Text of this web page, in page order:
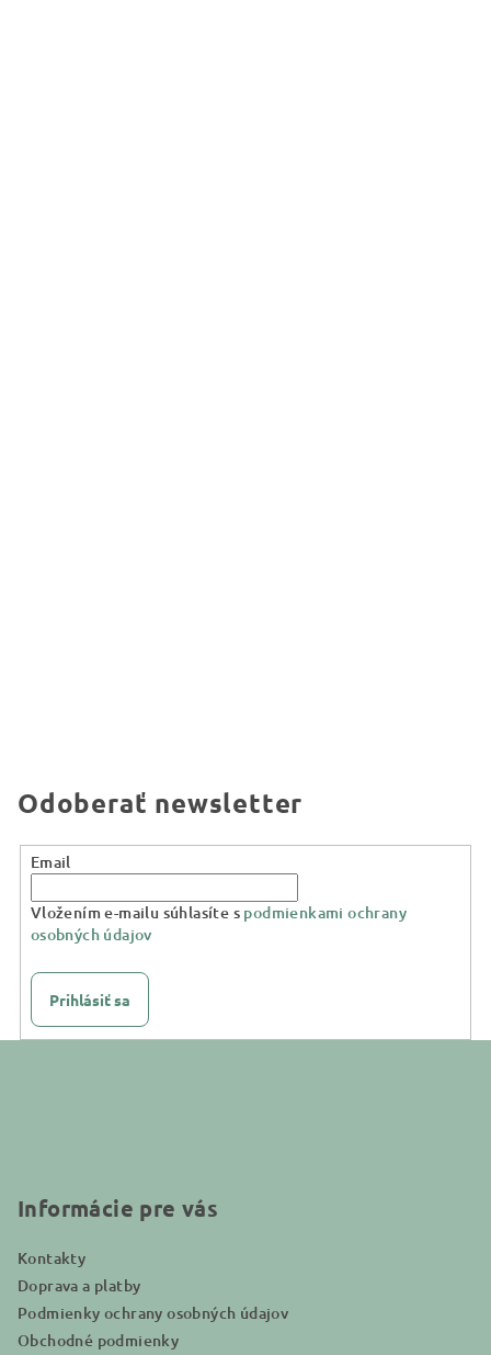
Odoberať newsletter
Email
Vložením e-mailu súhlasíte s podmienkami ochrany
osobných údajov
Prihlásiť sa
Informácie pre vás
Kontakty
Doprava a platby
Podmienky ochrany osobných údajov
Obchodné podmienky